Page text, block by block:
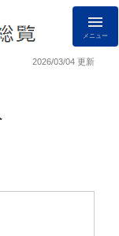
メニュー
2026/03/04 更新